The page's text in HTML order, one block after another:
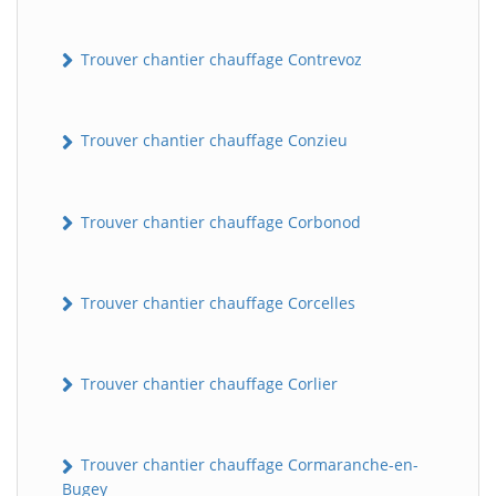
Trouver chantier chauffage Contrevoz
Trouver chantier chauffage Conzieu
Trouver chantier chauffage Corbonod
Trouver chantier chauffage Corcelles
Trouver chantier chauffage Corlier
Trouver chantier chauffage Cormaranche-en-
Bugey